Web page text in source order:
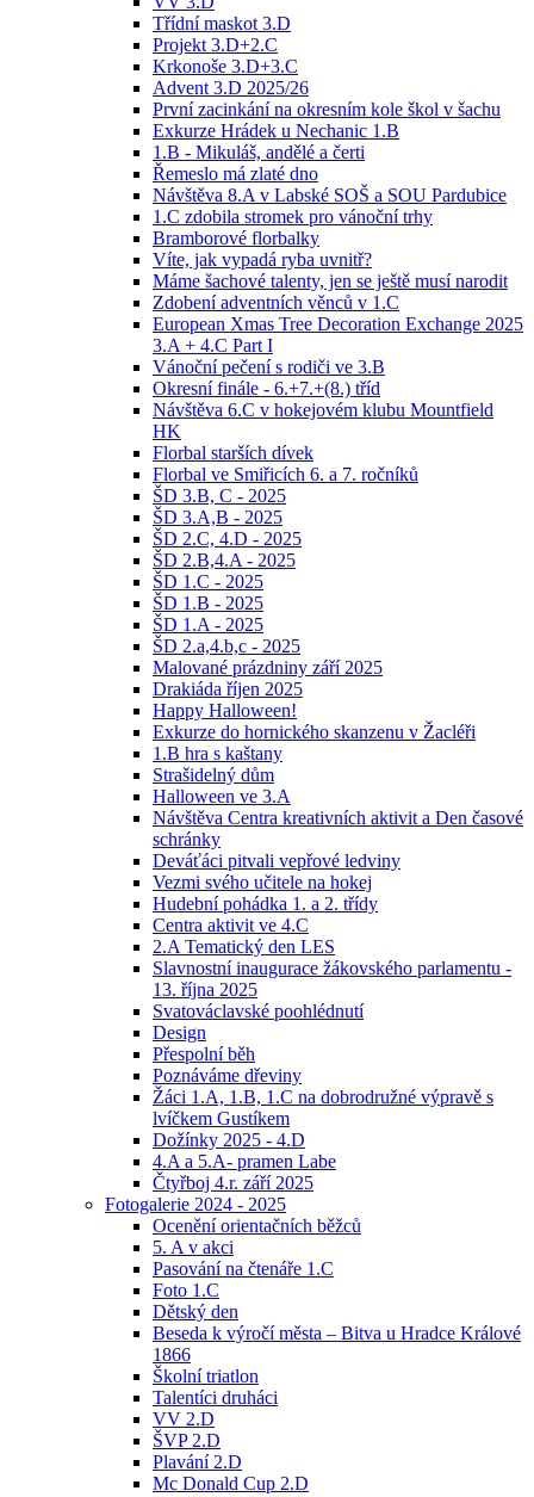
Třídní maskot 3.D
Projekt 3.D+2.C
Krkonoše 3.D+3.C
Advent 3.D 2025/26
První zacinkání na okresním kole škol v šachu
Exkurze Hrádek u Nechanic 1.B
1.B - Mikuláš, andělé a čerti
Řemeslo má zlaté dno
Návštěva 8.A v Labské SOŠ a SOU Pardubice
1.C zdobila stromek pro vánoční trhy
Bramborové florbalky
Víte, jak vypadá ryba uvnitř?
Máme šachové talenty, jen se ještě musí narodit
Zdobení adventních věnců v 1.C
European Xmas Tree Decoration Exchange 2025
3.A + 4.C Part I
Vánoční pečení s rodiči ve 3.B
Okresní finále - 6.+7.+(8.) tříd
Návštěva 6.C v hokejovém klubu Mountfield
HK
Florbal starších dívek
Florbal ve Smiřicích 6. a 7. ročníků
ŠD 3.B, C - 2025
ŠD 3.A,B - 2025
ŠD 2.C, 4.D - 2025
ŠD 2.B,4.A - 2025
ŠD 1.C - 2025
ŠD 1.B - 2025
ŠD 1.A - 2025
ŠD 2.a,4.b,c - 2025
Malované prázdniny září 2025
Drakiáda říjen 2025
Happy Halloween!
Exkurze do hornického skanzenu v Žacléři
1.B hra s kaštany
Strašidelný dům
Halloween ve 3.A
Návštěva Centra kreativních aktivit a Den časové
schránky
Deváťáci pitvali vepřové ledviny
Vezmi svého učitele na hokej
Hudební pohádka 1. a 2. třídy
Centra aktivit ve 4.C
2.A Tematický den LES
Slavnostní inaugurace žákovského parlamentu -
13. října 2025
Svatováclavské poohlédnutí
Design
Přespolní běh
Poznáváme dřeviny
Žáci 1.A, 1.B, 1.C na dobrodružné výpravě s
lvíčkem Gustíkem
Dožínky 2025 - 4.D
4.A a 5.A- pramen Labe
Čtyřboj 4.r. září 2025
Fotogalerie 2024 - 2025
Ocenění orientačních běžců
5. A v akci
Pasování na čtenáře 1.C
Foto 1.C
Dětský den
Beseda k výročí města – Bitva u Hradce Králové
1866
Školní triatlon
Talentíci druháci
VV 2.D
ŠVP 2.D
Plavání 2.D
Mc Donald Cup 2.D